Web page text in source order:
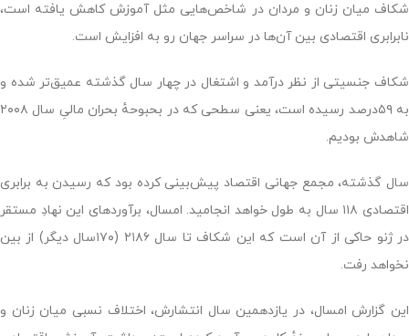
شکاف میان زنان و مردان در شاخص‌هایی مثل آموزش کاهش یافته است،
نابرابری اقتصادی بین آن‌ها در سراسر جهان رو به افزایش است.
شکاف جنسیتی از نظر درآمد و اشتغال در چهار سال گذشته عمیق‌تر شده و
به ۵۹درصد رسیده است، یعنی سطحی که در بحبوحهٔ بحران مالیِ سال ۲۰۰۸
شاهدش بودیم.
سال گذشته، مجمع جهانی اقتصاد پیش‌بینی کرده بود که رسیدن به برابری
اقتصادی ۱۱۸ سال به طول خواهد انجامید. امسال، برآوردهای این نهادِ مستقر
در ژنو حاکی از آن است که این شکاف تا سال ۲۱۸۶ (۱۷۰سال دیگر) از بین
نخواهد رفت.
این گزارش امسال، در یازدهمین سال انتشارش، اختلاف نسبی میان زنان و